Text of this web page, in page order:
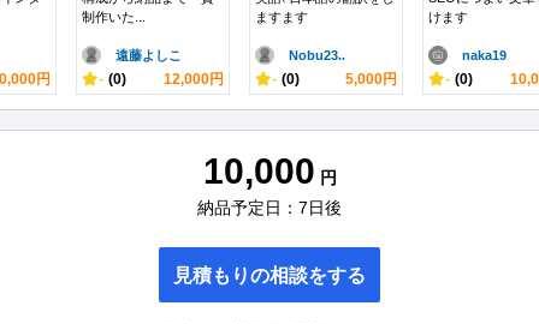
円
制作いた...
遠藤よしこ
- (0) 12,000円
ますます
Nobu23..
- (0) 5,000円
けます
naka19
- (0)
10,000 円
納品予定日：7日後
見積もりの相談をする